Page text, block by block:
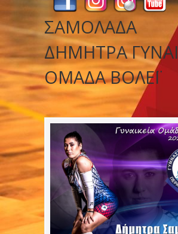
ΣΑΜΟΛΑΔΑ
ΔΗΜΗΤΡΑ
ΟΜΑΔΑ ΒΟΛΕΪ